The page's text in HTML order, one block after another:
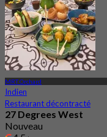
MRT Orchard
Indien
Restaurant décontracté
27 Degrees West
Nouveau